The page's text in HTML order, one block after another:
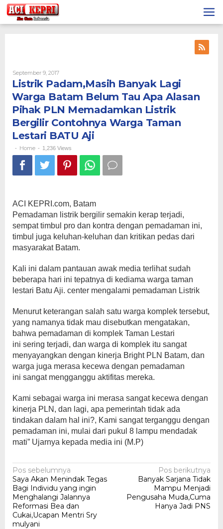
Lewati
ke
konten
September 9, 2017Oleh
Listrik Padam,Masih Banyak Lagi
Warga Batam Belum Tau Apa Alasan
Pihak PLN Memadamkan Listrik
Bergilir Contohnya Warga Taman
Lestari BATU Aji
- Home - 1,236 Views
ACI KEPRI.com, Batam
Pemadaman listrik bergilir semakin kerap terjadi,
sempat timbul pro dan kontra dengan pemadaman ini,
timbul juga keluhan-keluhan dan kritikan pedas dari
masyarakat Batam.
Kali ini dalam pantauan awak media terlihat sudah
beberapa hari ini tepatnya di kediama warga taman
lestari Batu Aji. center mengalami pemadaman Listrik
Menurut keterangan salah satu warga komplek tersebut,
yang namanya tidak mau disebutkan mengatakan,
bahwa pemadaman di komplek Taman Lestari
ini sering terjadi, dan warga di komplek itu sangat
menyayangkan dengan kinerja Bright PLN Batam, dan
warga juga merasa kecewa dengan pemadaman
ini sangat mengganggu aktifitas mereka.
Kami sebagai warga ini merasa sangat kecewa dengan
kinerja PLN, dan lagi, apa pemerintah tidak ada
tindakan dalam hal ini?, Kami sangat terganggu dengan
pemadaman ini, mulai dari pukul 8 lampu mendadak
mati” Ujarnya kepada media ini (M.P)
Navigasi
pos
Pos sebelumnya
Saya Akan Menindak Tegas
Bagi Individu yang ingin
Menghalangi Jalannya
Reformasi Bea dan
Cukai,Ucapan Mentri Sry
mulyani
Pos berikutnya
Banyak Sarjana Tidak
Mampu Menjadi
Pengusaha Muda,Cuma
Hanya Jadi PNS